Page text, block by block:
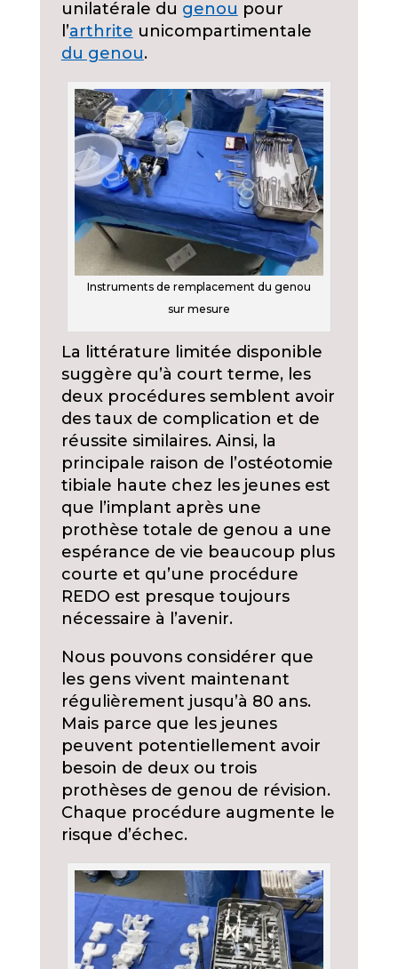
unilatérale du genou pour
l’arthrite unicompartimentale
du genou.
Instruments de remplacement du genou
sur mesure
La littérature limitée disponible
suggère qu’à court terme, les
deux procédures semblent avoir
des taux de complication et de
réussite similaires. Ainsi, la
principale raison de l’ostéotomie
tibiale haute chez les jeunes est
que l’implant après une
prothèse totale de genou a une
espérance de vie beaucoup plus
courte et qu’une procédure
REDO est presque toujours
nécessaire à l’avenir.
Nous pouvons considérer que
les gens vivent maintenant
régulièrement jusqu’à 80 ans.
Mais parce que les jeunes
peuvent potentiellement avoir
besoin de deux ou trois
prothèses de genou de révision.
Chaque procédure augmente le
risque d’échec.